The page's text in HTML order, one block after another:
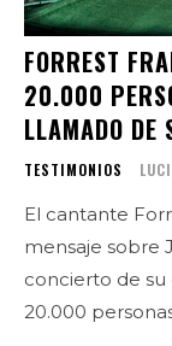
FORREST
20.000
LLAMADO DE
TESTIMONIOS
El cantante
mensaje sobre
concierto de su
20.000